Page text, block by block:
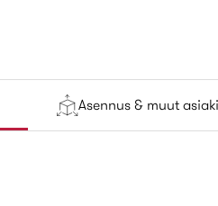
Asennus & muut